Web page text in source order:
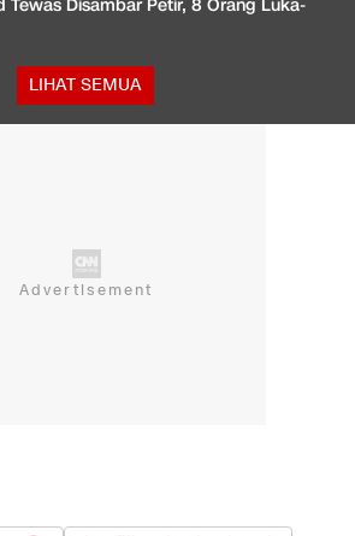
Tewas Disambar Petir, 8 Orang Luka-
LIHAT SEMUA